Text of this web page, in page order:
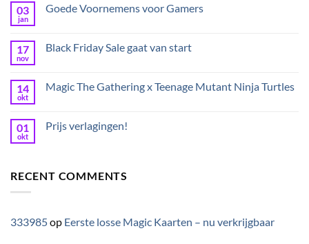
03
jan
Goede Voornemens voor Gamers
17
nov
Black Friday Sale gaat van start
14
okt
Magic The Gathering x Teenage Mutant Ninja Turtles
01
okt
Prijs verlagingen!
RECENT COMMENTS
333985op Eerste losse Magic Kaarten – nu verkrijgbaar